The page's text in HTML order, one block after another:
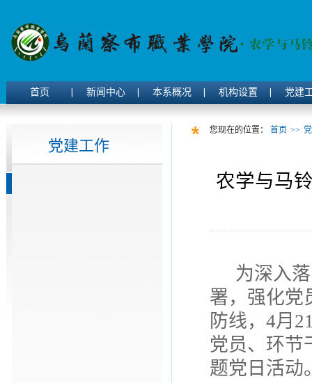
首页 新闻中心 本系概况 机构设置 党建
党建工作
您现在的位置： 首页 >>
农学与马
为深入
署，强化党
防线，4月
党员、环节
题党日活动